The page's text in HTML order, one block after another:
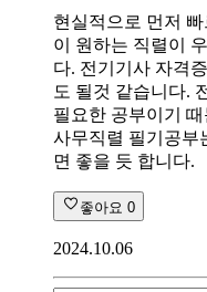
현실적으로 먼저
이 원하는 직렬이
다. 전기기사 자격
도 될것 같습니다.
필요한 공부이기
사무직렬 필기공부
면 좋을 듯 합니다.
좋아요 0
2024.10.06